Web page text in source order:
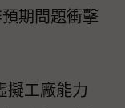
期問題衝擊
擬工廠能力